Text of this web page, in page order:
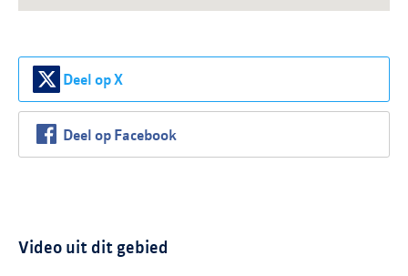
Deel op X
Deel op Facebook
Video uit dit gebied